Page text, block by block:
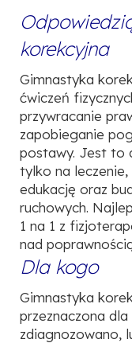
korekcyjna
Gimnastyka
ćwiczeń
przywracanie
zapobieganie
postawy. Jest to
tylko na
edukację oraz
ruchowych.
1 na 1 z
nad
Dla kogo
Gimnastyka
przeznaczona
zdiagnozowano,